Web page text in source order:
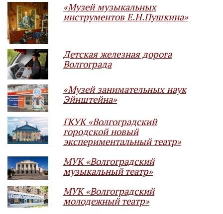
«Музей музыкальных
инструментов Е.Н.Пушкина»
Детская железная дорога
Волгограда
«Музей занимательных наук
Эйнштейна»
ГКУК «Волгоградский
городской новый
экспериментальный театр»
МУК «Волгоградский
музыкальный театр»
МУК «Волгоградский
молодежный театр»